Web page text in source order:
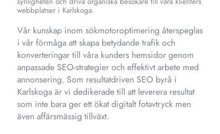
webbplatser i Karlskoga.
Vår kunskap inom sökmotoroptimering återspeglas
i vår förmåga att skapa betydande trafik och
konverteringar till våra kunders hemsidor genom
anpassade SEO-strategier och effektivt arbete med
annonsering. Som resultatdriven SEO byrå i
Karlskoga är vi dedikerade till att leverera resultat
som inte bara ger ett ökat digitalt fotavtryck men
även affärsmässig tillväxt.